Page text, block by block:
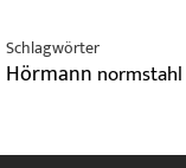
Schlagwörter
Hörmann normstahl